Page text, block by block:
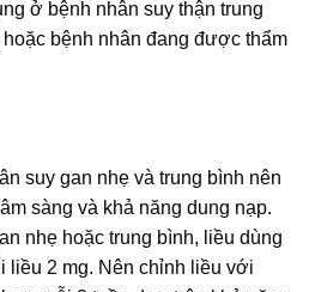
ở bệnh nhân suy thận trung
bệnh nhân đang được thẩm
suy gan nhẹ và trung bình nên
sàng và khả năng dung nạp.
nhẹ hoặc trung bình, liều dùng
2 mg. Nên chỉnh liều với